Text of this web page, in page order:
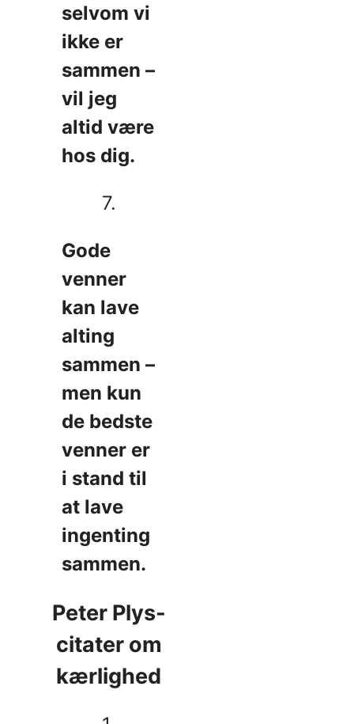
selvom vi
ikke er
sammen –
vil jeg
altid være
hos dig.
7.
Gode
venner
kan lave
alting
sammen –
men kun
de bedste
venner er
i stand til
at lave
ingenting
sammen.
Peter Plys-
citater om
kærlighed